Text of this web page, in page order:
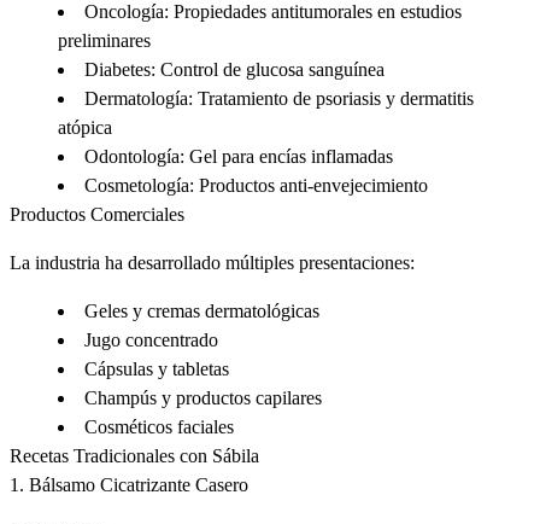
Oncología: Propiedades antitumorales en estudios
preliminares
Diabetes: Control de glucosa sanguínea
Dermatología: Tratamiento de psoriasis y dermatitis
atópica
Odontología: Gel para encías inflamadas
Cosmetología: Productos anti-envejecimiento
Productos Comerciales
La industria ha desarrollado múltiples presentaciones:
Geles y cremas dermatológicas
Jugo concentrado
Cápsulas y tabletas
Champús y productos capilares
Cosméticos faciales
Recetas Tradicionales con Sábila
1. Bálsamo Cicatrizante Casero